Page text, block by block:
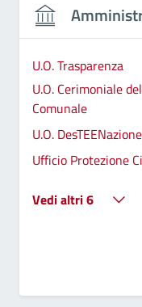
U.O. Trasparenza
U.O. Cerimoniale
Comunale
U.O. DesTEENazione
Ufficio Protezione
Vedi altri 6